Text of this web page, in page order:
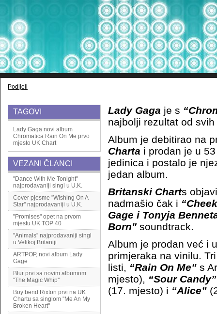
Podijeli
TAGOVI
Lady Gaga novi album
Chromatica Rain On Me prvo
mjesto UK Chart
VEZANI ČLANCI
''Dance With Me Tonight''
najprodavaniji singl u U.K.
Cover pjesme ''Wishing On A
Star'' najprodavaniji u U.K.
"Promises" opet na prvom
mjestu UK TOP 40
''Animals'' najprodavaniji singl
u Velikoj Britaniji
ARTPOP, novi album Lady
Gage
Blur prvi sa novim albumom
''The Magic Whip''
Boy bend Rixton prvi na UK
Chartu sa singlom ''Me An My
Broken Heart''
Lady Gaga je s
najbolji rezultat od
Album je debitirao na
Charta i prodan je u
jedinica i postalo je
jedan album.
Britanski Charts
nadmašio čak i
Gage i Tonyja
Born" soundtrack.
Album je prodan već i
primjeraka na vinilu.
listi, “Rain On Me” s
mjesto), “Sour
(17. mjesto) i “Alice”